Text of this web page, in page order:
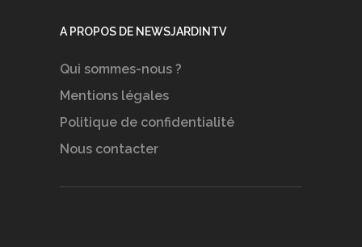
A PROPOS DE NEWSJARDINTV
Qui sommes-nous ?
Mentions légales
Politique de confidentialité
Nous contacter